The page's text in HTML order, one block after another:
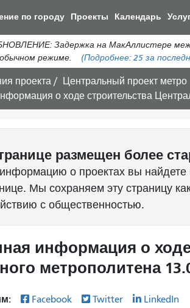
по городу Проекты Календарь
Задержка на МакАллистере
режиме.
(Подробнее: 25 за
проекта
Центральный проект метро
о ходе строительства
размещен более
о проектах вы найдете
Мы сохраняем эту страницу
с общественностью.
информация о
метрополитена
Facebook Twitter LinkedIn